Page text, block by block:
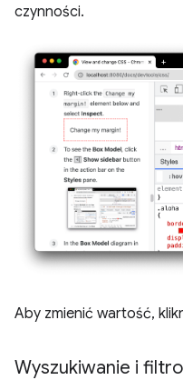
czynności.
Aby zmienić wartość,
Wyszukiwanie i